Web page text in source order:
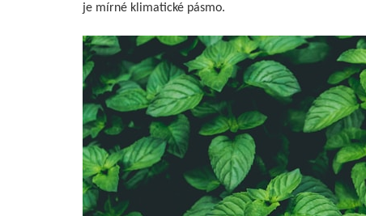
je mírné klimatické pásmo.